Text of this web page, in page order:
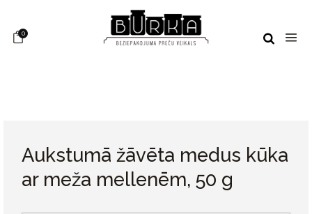
0
Aukstumā žāvēta medus kūka
ar meža mellenēm, 50 g